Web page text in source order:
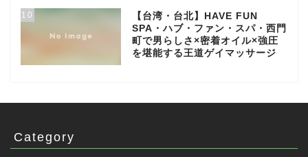
10
【台湾・台北】HAVE FUN
SPA・ハブ・ファン・スパ・西門
町で男らしさ×密着オイル×強圧
を堪能する王道ゲイマッサージ
Category